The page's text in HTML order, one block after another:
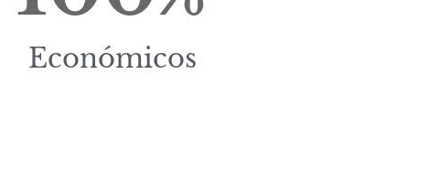
Económicos